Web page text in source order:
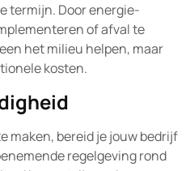
termijn. Door energie-
of afval te
het milieu helpen, maar
kosten.
maken, bereid je jouw bedrijf
regelgeving rond